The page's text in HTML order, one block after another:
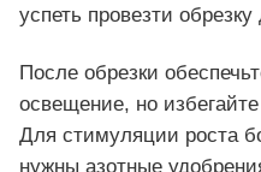
успеть провезти
После обрезки
освещение, но
Для стимуляции роста
нужны азотные